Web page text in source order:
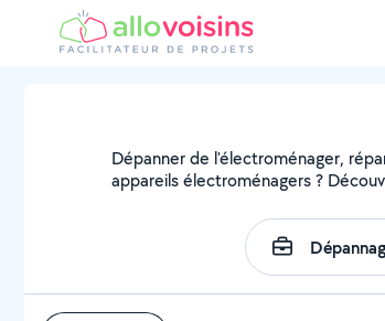
Dépanner de l'électroménager,
appareils électroménagers ?